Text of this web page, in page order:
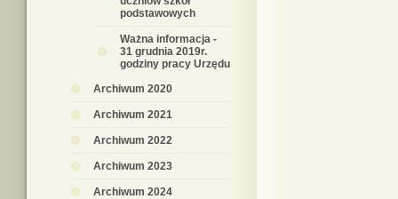
podstawowych
Ważna informacja -
31 grudnia 2019r.
godziny pracy Urzędu
Archiwum 2020
Archiwum 2021
Archiwum 2022
Archiwum 2023
Archiwum 2024